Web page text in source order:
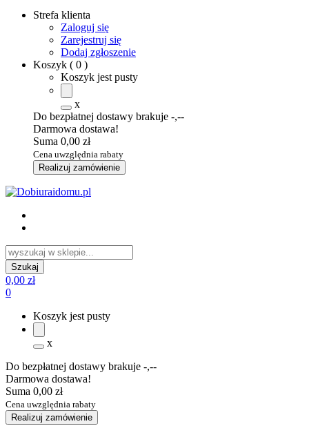
Strefa klienta
Zaloguj się
Zarejestruj się
Dodaj zgłoszenie
Koszyk ( 0 )
Koszyk jest pusty
x
Do bezpłatnej dostawy brakuje -,--
Darmowa dostawa!
Suma 0,00 zł
Cena uwzględnia rabaty
Realizuj zamówienie
0,00 zł
0
Koszyk jest pusty
x
Do bezpłatnej dostawy brakuje -,--
Darmowa dostawa!
Suma 0,00 zł
Cena uwzględnia rabaty
Realizuj zamówienie